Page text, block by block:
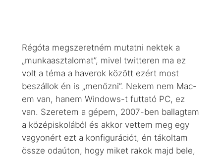
Régóta megszeretném mutatni nektek a
„munkaasztalomat”, mivel twitteren ma ez
volt a téma a haverok között ezért most
beszállok én is „menőzni”. Nekem nem Mac-
em van, hanem Windows-t futtató PC, ez
van. Szeretem a gépem, 2007-ben ballagtam
a középiskolából és akkor vettem meg egy
vagyonért ezt a konfigurációt, én tákoltam
össze odaúton, hogy miket rakok majd bele,